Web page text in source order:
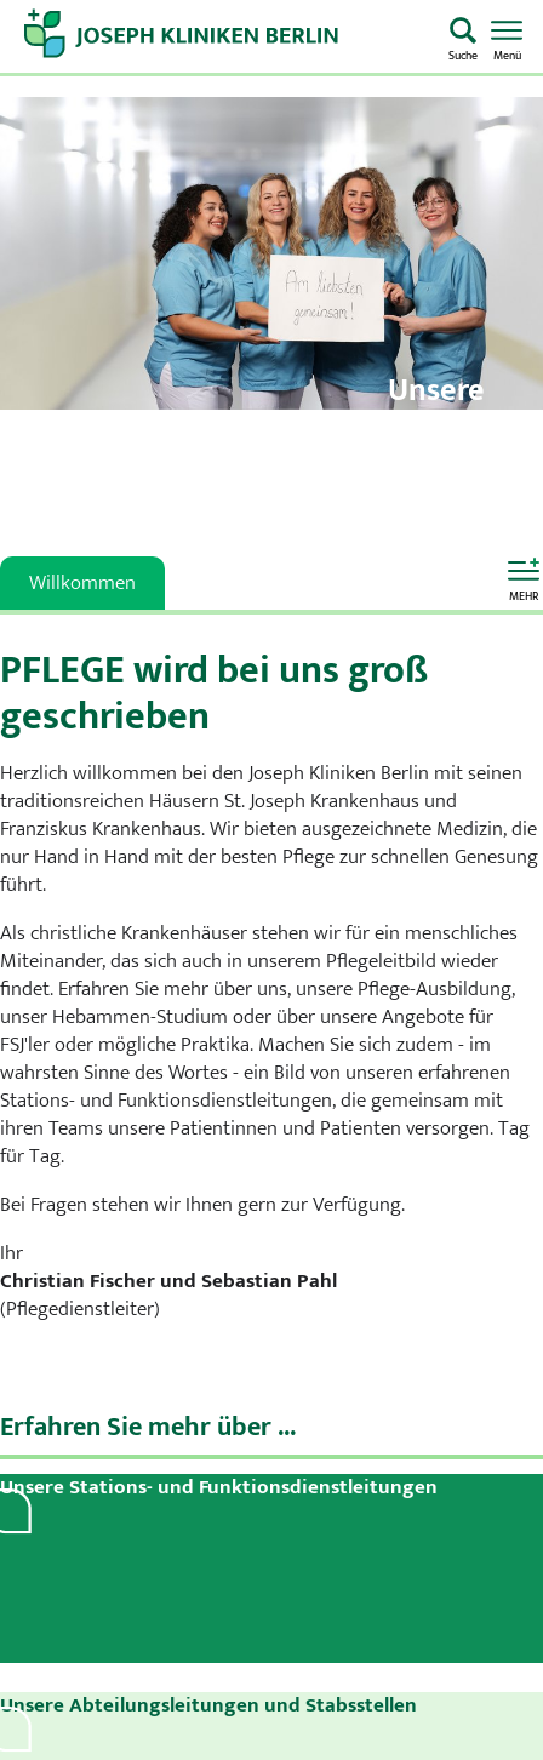
Suche Menü
Startseite
Home
Notaufnahme
Kliniken & Zentren
Aufenthalt & Besuch
Karriere
MVZ
Aktuelles
Presse
Kontakt
Unsere
Willkommen MEHR
PFLEGE wird bei uns groß
geschrieben
Herzlich willkommen bei den Joseph Kliniken Berlin mit seinen
traditionsreichen Häusern St. Joseph Krankenhaus und
Franziskus Krankenhaus. Wir bieten ausgezeichnete Medizin, die
nur Hand in Hand mit der besten Pflege zur schnellen Genesung
führt.
Als christliche Krankenhäuser stehen wir für ein menschliches
Miteinander, das sich auch in unserem Pflegeleitbild wieder
findet. Erfahren Sie mehr über uns, unsere Pflege-Ausbildung,
unser Hebammen-Studium oder über unsere Angebote für
FSJ'ler oder mögliche Praktika. Machen Sie sich zudem - im
wahrsten Sinne des Wortes - ein Bild von unseren erfahrenen
Stations- und Funktionsdienstleitungen, die gemeinsam mit
ihren Teams unsere Patientinnen und Patienten versorgen. Tag
für Tag.
Bei Fragen stehen wir Ihnen gern zur Verfügung.
Ihr
Christian Fischer und Sebastian Pahl
(Pflegedienstleiter)
Erfahren Sie mehr über ...
Unsere Stations- und Funktionsdienstleitungen
Unsere Abteilungsleitungen und Stabsstellen